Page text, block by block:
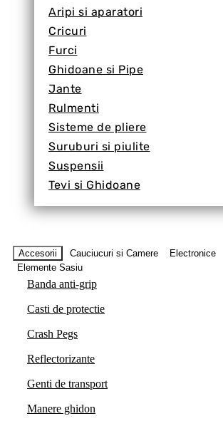
Aripi si aparatori
Cricuri
Furci
Ghidoane si Pipe
Jante
Rulmenti
Sisteme de pliere
Suruburi si piulite
Suspensii
Tevi si Ghidoane
Accesorii Cauciucuri si Camere Electronice
Elemente Sasiu
Banda anti-grip
Casti de protectie
Crash Pegs
Reflectorizante
Genti de transport
Manere ghidon